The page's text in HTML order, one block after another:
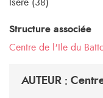
Isère (38)
Structure associée
Centre de l'Ile du
AUTEUR :